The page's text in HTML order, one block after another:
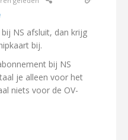
NS afsluit, dan krijg
bij.
bij NS
je alleen voor het
niets voor de OV-